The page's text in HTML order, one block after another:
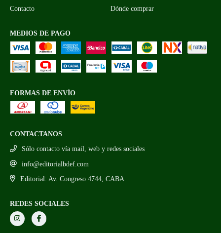
Contacto Dónde comprar
MEDIOS DE PAGO
FORMAS DE ENVÍO
CONTACTANOS
Sólo contacto vía mail, web y redes sociales
info@editorialbdef.com
Editorial: Av. Congreso 4744, CABA
REDES SOCIALES